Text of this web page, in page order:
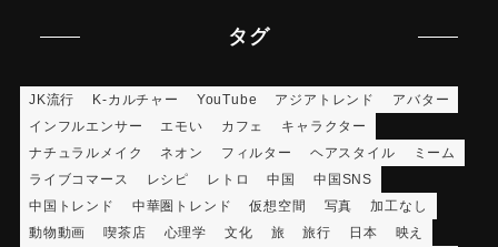
タグ
JK流行 K-カルチャー YouTube アジアトレンド
アバター
インフルエンサー
エモい カフェ
キャラクター
ナチュラルメイク
ネオン フィルター ヘアスタイル
ミーム
ライブコマース
レシピ レトロ 中国
中国SNS
中国トレンド
中華圏トレンド 仮想空間 写真
加工なし
動物動画
喫茶店 心理学 文化 旅 旅行 日本 映え